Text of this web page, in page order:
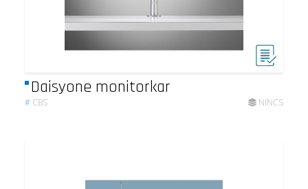
Daisyone monitorkar
# CBS NINCS